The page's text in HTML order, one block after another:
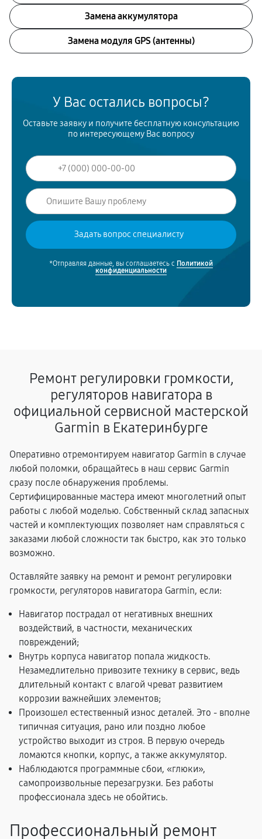
Замена аккумулятора
Замена модуля GPS (антенны)
У Вас остались вопросы?
Оставьте заявку и получите бесплатную консультацию
по интересующему Вас вопросу
*Отправляя данные, вы соглашаетесь с Политикой
конфиденциальности
Ремонт регулировки громкости,
регуляторов навигатора в
официальной сервисной мастерской
Garmin в Екатеринбурге
Оперативно отремонтируем навигатор Garmin в случае
любой поломки, обращайтесь в наш сервис Garmin
сразу после обнаружения проблемы.
Сертифицированные мастера имеют многолетний опыт
работы с любой моделью. Собственный склад запасных
частей и комплектующих позволяет нам справляться с
заказами любой сложности так быстро, как это только
возможно.
Оставляйте заявку на ремонт и ремонт регулировки
громкости, регуляторов навигатора Garmin, если:
Навигатор пострадал от негативных внешних
воздействий, в частности, механических
повреждений;
Внутрь корпуса навигатор попала жидкость.
Незамедлительно привозите технику в сервис, ведь
длительный контакт с влагой чреват развитием
коррозии важнейших элементов;
Произошел естественный износ деталей. Это - вполне
типичная ситуация, рано или поздно любое
устройство выходит из строя. В первую очередь
ломаются кнопки, корпус, а также аккумулятор.
Наблюдаются программные сбои, «глюки»,
самопроизвольные перезагрузки. Без работы
профессионала здесь не обойтись.
Профессиональный ремонт